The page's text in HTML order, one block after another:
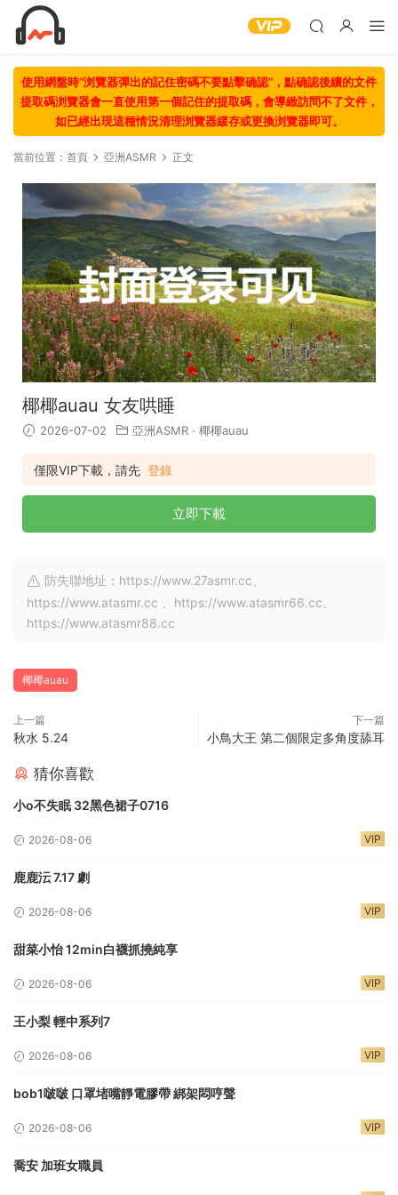
使用網盤時“浏覽器彈出的記住密碼不要點擊确認“，點确認後續的文件
提取碼浏覽器會一直使用第一個記住的提取碼，會導緻訪問不了文件，
如已經出現這種情況清理浏覽器緩存或更換浏覽器即可。
當前位置： 首頁 亞洲ASMR 正文
椰椰auau 女友哄睡
2026-07-02 亞洲ASMR · 椰椰auau
僅限VIP下載，請先 登錄
立即下載
防失聯地址：https://www.27asmr.cc、
https://www.atasmr.cc 、https://www.atasmr66.cc、
https://www.atasmr88.cc
椰椰auau
上一篇
秋水 5.24
下一篇
小鳥大王 第二個限定多角度舔耳
猜你喜歡
小o不失眠 32黑色裙子0716
2026-08-06 VIP
鹿鹿沄 7.17 劇
2026-08-06 VIP
甜菜小怡 12min白襪抓撓純享
2026-08-06 VIP
王小梨 輕中系列7
2026-08-06 VIP
bob1啵啵 口罩堵嘴靜電膠帶 綁架悶哼聲
2026-08-06 VIP
喬安 加班女職員